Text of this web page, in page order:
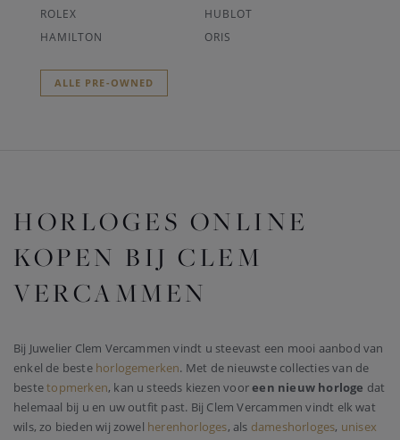
ROLEX
HUBLOT
HAMILTON
ORIS
ALLE PRE-OWNED
HORLOGES ONLINE
KOPEN BIJ CLEM
VERCAMMEN
Bij Juwelier Clem Vercammen vindt u steevast een mooi aanbod van
enkel de beste horlogemerken. Met de nieuwste collecties van de
bestetopmerken, kan u steeds kiezen vooreen nieuw horloge dat
helemaal bij u en uw outfit past. Bij Clem Vercammen vindt elk wat
wils, zo bieden wij zowel herenhorloges, als dameshorloges, unisex